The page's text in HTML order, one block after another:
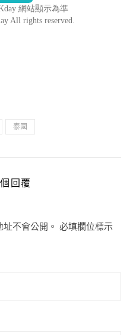
泰國
回覆
不會公開。 必填欄位標示